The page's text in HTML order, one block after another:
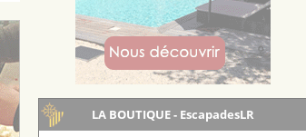
LA BOUTIQUE - EscapadesLR